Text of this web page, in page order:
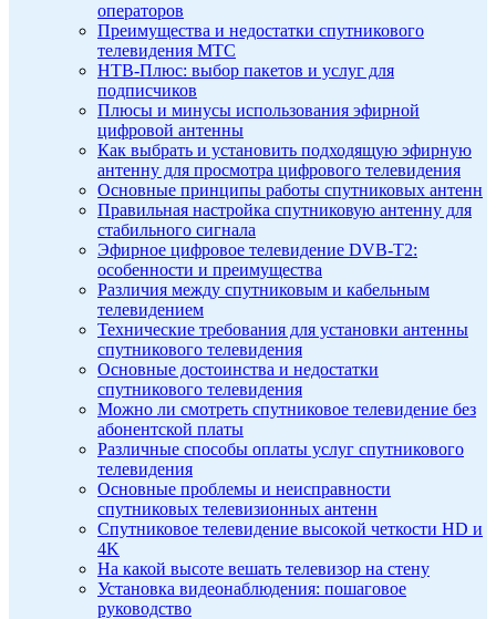
операторов
Преимущества и недостатки спутникового
телевидения МТС
НТВ-Плюс: выбор пакетов и услуг для
подписчиков
Плюсы и минусы использования эфирной
цифровой антенны
Как выбрать и установить подходящую эфирную
антенну для просмотра цифрового телевидения
Основные принципы работы спутниковых антенн
Правильная настройка спутниковую антенну для
стабильного сигнала
Эфирное цифровое телевидение DVB-T2:
особенности и преимущества
Различия между спутниковым и кабельным
телевидением
Технические требования для установки антенны
спутникового телевидения
Основные достоинства и недостатки
спутникового телевидения
Можно ли смотреть спутниковое телевидение без
абонентской платы
Различные способы оплаты услуг спутникового
телевидения
Основные проблемы и неисправности
спутниковых телевизионных антенн
Спутниковое телевидение высокой четкости HD и
4K
На какой высоте вешать телевизор на стену
Установка видеонаблюдения: пошаговое
руководство